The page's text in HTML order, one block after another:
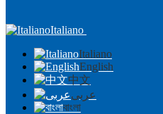
Italiano
Italiano
English
中文
عربى
বাংলা